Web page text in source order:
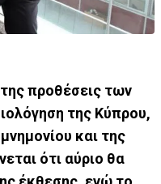
προθέσεις των
της Κύπρου,
και της
ότι αύριο θα